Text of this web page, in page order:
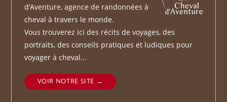
d'Aventure, agence de randonnées à
cheval à travers le monde.
Vous trouverez ici des récits de voyages, des
portraits, des conseils pratiques et ludiques pour
voyager à cheval...
VOIR NOTRE SITE